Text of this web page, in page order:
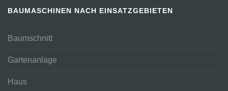
BAUMASCHINEN NACH EINSATZGEBIETEN
Baumschnitt
Gartenanlage
Haus